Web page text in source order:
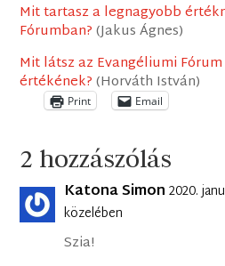
Mit tartasz a legnagyobb
Fórumban?(Jakus Ágnes)
Mit látsz az Evangéliumi
értékének?(Horváth István)
Print Email
2 hozzászólás
Katona Simon 2020.
közelében
Szia!